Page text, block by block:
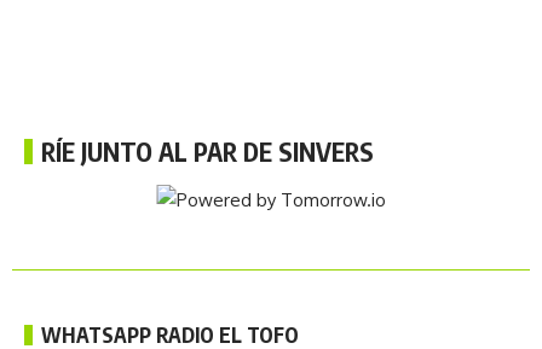
RÍE JUNTO AL PAR DE SINVERS
WHATSAPP RADIO EL TOFO